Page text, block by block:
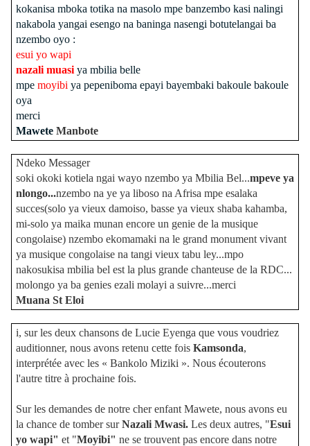
kokanisa mboka totika na masolo mpe banzembo kasi nalingi
nakabola yangai esengo na baninga nasengi botutelangai ba
nzembo oyo :
esui yo wapi
nazali muasi ya mbilia belle
mpe moyibi ya pepeniboma epayi bayembaki bakoule bakoule
oya
merci
MaweteManbote
Ndeko Messager
soki okoki kotiela ngai wayo nzembo ya Mbilia Bel...mpeve ya
nlongo...nzembo na ye ya liboso na Afrisa mpe esalaka
succes(solo ya vieux damoiso, basse ya vieux shaba kahamba,
mi-solo ya maika munan encore un genie de la musique
congolaise) nzembo ekomamaki na le grand monument vivant
ya musique congolaise na tangi vieux tabu ley...mpo
nakosukisa mbilia bel est la plus grande chanteuse de la RDC...
molongo ya ba genies ezali molayi a suivre...merci
Muana St Eloi
i, sur les deux chansons de Lucie Eyenga que vous voudriez
auditionner, nous avons retenu cette fois Kamsonda,
interprétée avec les « Bankolo Miziki ». Nous écouterons
l'autre titre à prochaine fois.
Sur les demandes de notre cher enfant Mawete, nous avons eu
la chance de tomber surNazali Mwasi.Les deux autres, "Esui
yo wapi" et "Moyibi" ne se trouvent pas encore dans notre